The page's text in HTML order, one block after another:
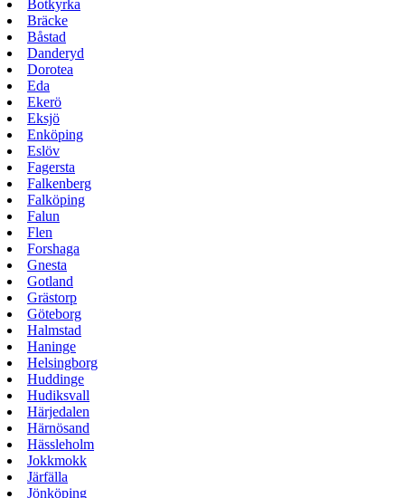
Botkyrka
Bräcke
Båstad
Danderyd
Dorotea
Eda
Ekerö
Eksjö
Enköping
Eslöv
Fagersta
Falkenberg
Falköping
Falun
Flen
Forshaga
Gnesta
Gotland
Grästorp
Göteborg
Halmstad
Haninge
Helsingborg
Huddinge
Hudiksvall
Härjedalen
Härnösand
Hässleholm
Jokkmokk
Järfälla
Jönköping